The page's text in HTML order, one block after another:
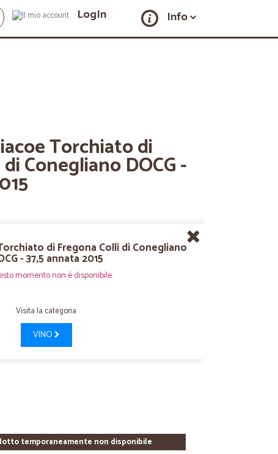
LogIn Info
Torchiato di
Conegliano DOCG -
di Fregona Colli di Conegliano
- 37,5 annata 2015
momento non è disponibile
Visita la categoria
VINO
temporaneamente non disponibile